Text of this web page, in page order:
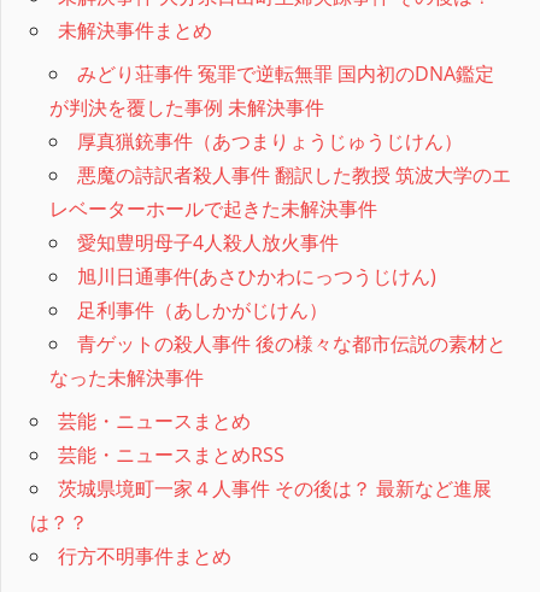
未解決事件まとめ
みどり荘事件 冤罪で逆転無罪 国内初のDNA鑑定
が判決を覆した事例 未解決事件
厚真猟銃事件（あつまりょうじゅうじけん）
悪魔の詩訳者殺人事件 翻訳した教授 筑波大学のエ
レベーターホールで起きた未解決事件
愛知豊明母子4人殺人放火事件
旭川日通事件(あさひかわにっつうじけん)
足利事件（あしかがじけん）
青ゲットの殺人事件 後の様々な都市伝説の素材と
なった未解決事件
芸能・ニュースまとめ
芸能・ニュースまとめRSS
茨城県境町一家４人事件 その後は？ 最新など進展
は？？
行方不明事件まとめ